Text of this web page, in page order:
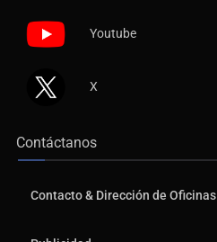
Youtube
X
Contáctanos
Contacto & Dirección de Oficinas